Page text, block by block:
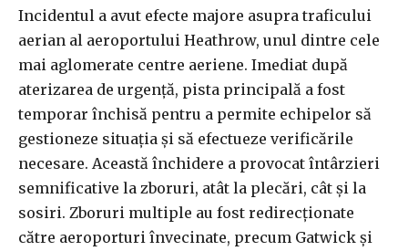
Incidentul a avut efecte majore asupra traficului
aerian al aeroportului Heathrow, unul dintre cele
mai aglomerate centre aeriene. Imediat după
aterizarea de urgență, pista principală a fost
temporar închisă pentru a permite echipelor să
gestioneze situația și să efectueze verificările
necesare. Această închidere a provocat întârzieri
semnificative la zboruri, atât la plecări, cât și la
sosiri. Zboruri multiple au fost redirecționate
către aeroporturi învecinate, precum Gatwick și